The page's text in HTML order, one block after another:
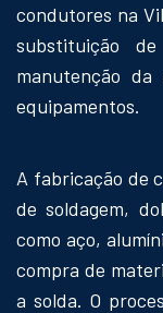
condutores na
substituição
manutenção
equipamentos.
A fabricação de
de soldagem,
como aço,
compra de
a solda. O